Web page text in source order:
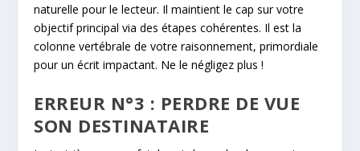
naturelle pour le lecteur. Il maintient le cap sur votre
objectif principal via des étapes cohérentes. Il est la
colonne vertébrale de votre raisonnement, primordiale
pour un écrit impactant. Ne le négligez plus !
ERREUR N°3 : PERDRE DE VUE
SON DESTINATAIRE